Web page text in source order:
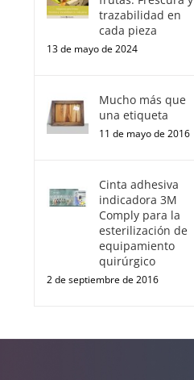
trazabilidad en
cada pieza
13 de mayo de 2024
Mucho más que
una etiqueta
11 de mayo de 2016
Cinta adhesiva
indicadora 3M
Comply para la
esterilización de
equipamiento
quirúrgico
2 de septiembre de 2016